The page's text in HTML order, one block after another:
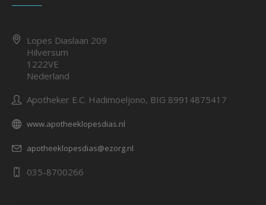
Lopes Diaslaan 209
Hilversum
1222VE
Nederland
Apotheker E.C. Hadimoeljono, BIG 89914875417
www.apotheeklopesdias.nl
apotheeklopesdias@ezorg.nl
035-8700266